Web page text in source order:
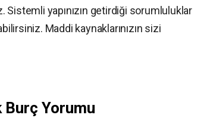
yapınızın getirdiği sorumluluklar
Maddi kaynaklarınızın sizi
Burç Yorumu